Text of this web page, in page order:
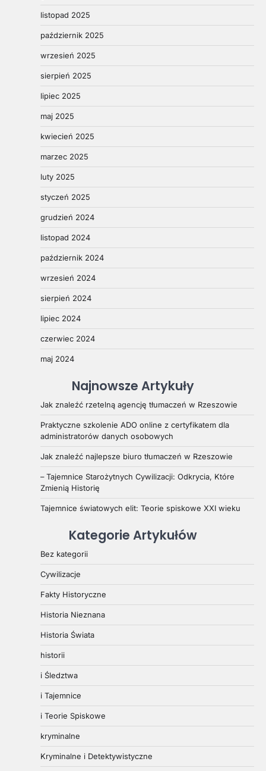
listopad 2025
październik 2025
wrzesień 2025
sierpień 2025
lipiec 2025
maj 2025
kwiecień 2025
marzec 2025
luty 2025
styczeń 2025
grudzień 2024
listopad 2024
październik 2024
wrzesień 2024
sierpień 2024
lipiec 2024
czerwiec 2024
maj 2024
Najnowsze Artykuły
Jak znaleźć rzetelną agencję tłumaczeń w Rzeszowie
Praktyczne szkolenie ADO online z certyfikatem dla
administratorów danych osobowych
Jak znaleźć najlepsze biuro tłumaczeń w Rzeszowie
– Tajemnice Starożytnych Cywilizacji: Odkrycia, Które
Zmienią Historię
Tajemnice światowych elit: Teorie spiskowe XXI wieku
Kategorie Artykułów
Bez kategorii
Cywilizacje
Fakty Historyczne
Historia Nieznana
Historia Świata
historii
i Śledztwa
i Tajemnice
i Teorie Spiskowe
kryminalne
Kryminalne i Detektywistyczne